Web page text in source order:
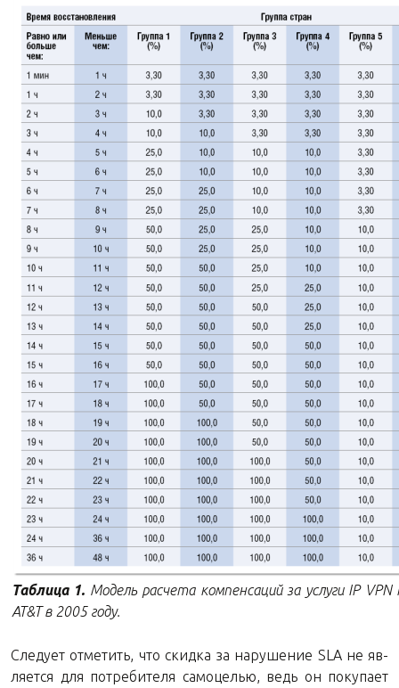
Таб­ли­ца 1. Мо­дель рас­че­та ком­пен­са­ций за услу­ги IP VPN
AT&T в 2005 году.
Сле­ду­ет от­ме­тить, что скид­ка за на­ру­ше­ние SLA не яв­
ля­ет­ся для по­тре­би­те­ля са­мо­це­лью, ведь он по­ку­па­ет